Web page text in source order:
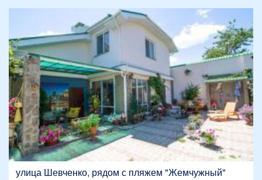
улица Шевченко, рядом с пляжем "Жемчужный"